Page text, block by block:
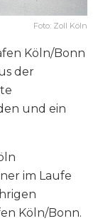
Foto: Zoll Köln
Köln/Bonn
der
und ein
im Laufe
Köln/Bonn.